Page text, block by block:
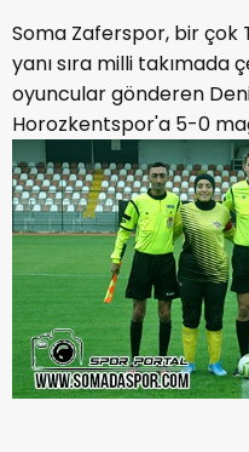
Soma Zaferspor, bir çok
yanı sıra milli takımada
oyuncular gönderen
Horozkentspor'a 5-0